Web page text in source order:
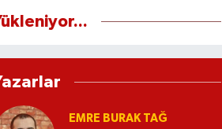
EMRE BURAK TAĞ